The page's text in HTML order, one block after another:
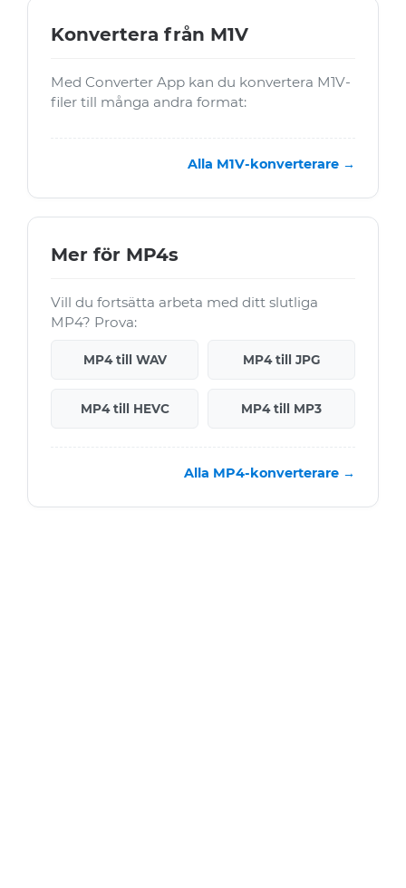
Konvertera från M1V
Med Converter App kan du konvertera M1V-
filer till många andra format:
Alla M1V-konverterare →
Mer för MP4s
Vill du fortsätta arbeta med ditt slutliga
MP4? Prova:
MP4 till WAV MP4 till JPG
MP4 till HEVC MP4 till MP3
Alla MP4-konverterare →